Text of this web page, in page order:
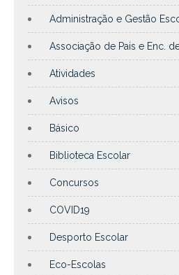
Administração e Gestão
Associação de Pais e Enc.
Atividades
Avisos
Básico
Biblioteca Escolar
Concursos
COVID19
Desporto Escolar
Eco-Escolas